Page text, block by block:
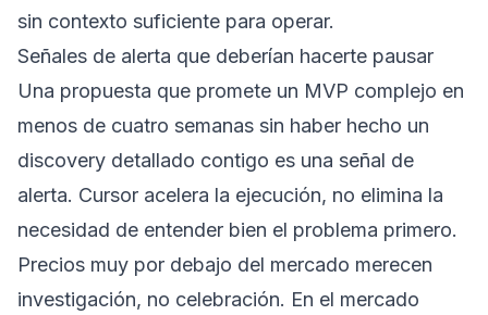
sin contexto suficiente para operar.
Señales de alerta que deberían hacerte pausar
Una propuesta que promete un MVP complejo en
menos de cuatro semanas sin haber hecho un
discovery detallado contigo es una señal de
alerta. Cursor acelera la ejecución, no elimina la
necesidad de entender bien el problema primero.
Precios muy por debajo del mercado merecen
investigación, no celebración. En el mercado